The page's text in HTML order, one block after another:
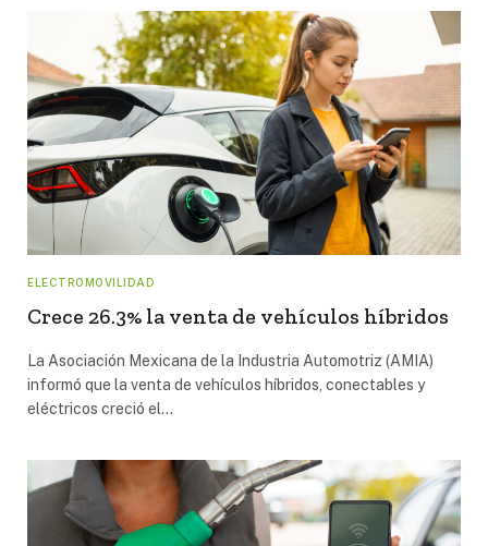
ELECTROMOVILIDAD
Crece 26.3% la venta de vehículos híbridos
La Asociación Mexicana de la Industria Automotriz (AMIA)
informó que la venta de vehículos híbridos, conectables y
eléctricos creció el…